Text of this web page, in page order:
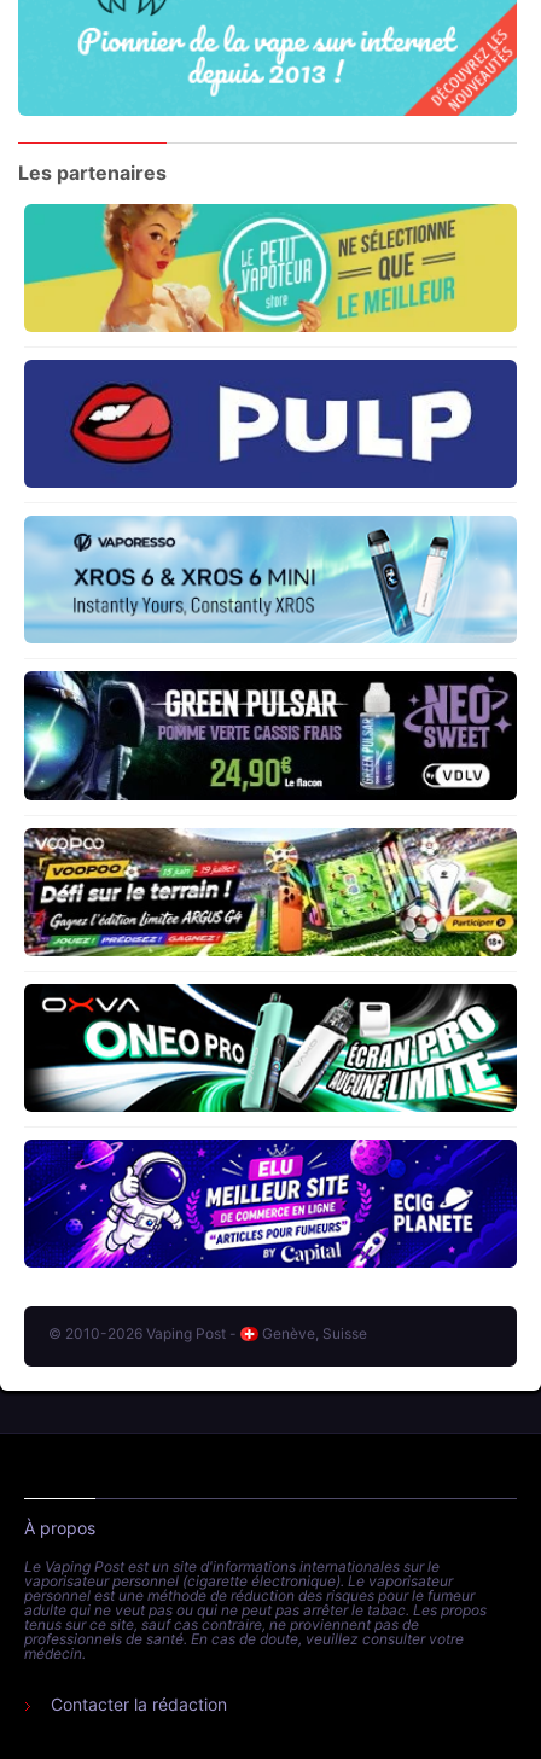
Les partenaires
© 2010-2026 Vaping Post - Genève, Suisse
À propos
Le Vaping Post est un site d'informations internationales sur le
vaporisateur personnel (cigarette électronique). Le vaporisateur
personnel est une méthode de réduction des risques pour le fumeur
adulte qui ne veut pas ou qui ne peut pas arrêter le tabac. Les propos
tenus sur ce site, sauf cas contraire, ne proviennent pas de
professionnels de santé. En cas de doute, veuillez consulter votre
médecin.
Contacter la rédaction